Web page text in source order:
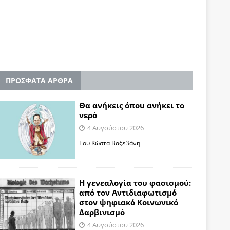
ΠΡΟΣΦΑΤΑ ΑΡΘΡΑ
Θα ανήκεις όπου ανήκει το
νερό
4 Αυγούστου 2026
Του Κώστα Βαξεβάνη
Η γενεαλογία του φασισμού:
από τον Αντιδιαφωτισμό
στον ψηφιακό Κοινωνικό
Δαρβινισμό
4 Αυγούστου 2026